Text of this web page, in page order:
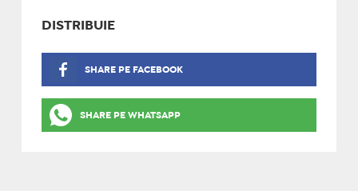
DISTRIBUIE
SHARE PE FACEBOOK
SHARE PE WHATSAPP